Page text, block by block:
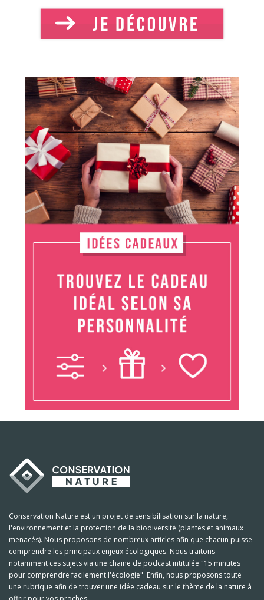
Conservation Nature est un projet de sensibilisation sur la nature,
l'environnement et la protection de la biodiversité (plantes et animaux
menacés). Nous proposons de nombreux articles afin que chacun puisse
comprendre les principaux enjeux écologiques. Nous traitons
notamment ces sujets via une chaine de podcast intitulée "15 minutes
pour comprendre facilement l'écologie". Enfin, nous proposons toute
une rubrique afin de trouver une idée cadeau sur le thème de la nature à